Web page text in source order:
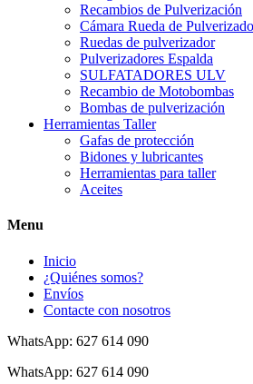
Recambios de Pulverización
Cámara Rueda de
Ruedas de pulverizador
Pulverizadores Espalda
SULFATADORES ULV
Recambio de Motobombas
Bombas de pulverización
Herramientas Taller
Gafas de protección
Bidones y lubricantes
Herramientas para taller
Aceites
Menu
Inicio
¿Quiénes somos?
Envíos
Contacte con nosotros
WhatsApp: 627 614 090
WhatsApp: 627 614 090